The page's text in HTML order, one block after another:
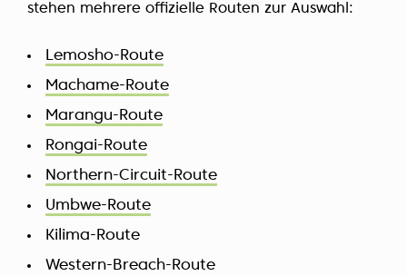
stehen mehrere offizielle Routen zur Auswahl:
Lemosho-Route
Machame-Route
Marangu-Route
Rongai-Route
Northern-Circuit-Route
Umbwe-Route
Kilima-Route
Western-Breach-Route